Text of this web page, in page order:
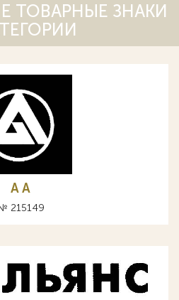
ТОВАРНЫЕ ЗНАКИ
A А
215149